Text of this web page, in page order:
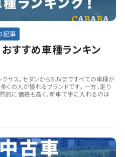
記事
おすすめ車種ランキン
クサス。セダンからSUVまですべての車種が
くの人が憧れるブランドです。 一方、走り
に価格も高く、新車で手に入れるのは